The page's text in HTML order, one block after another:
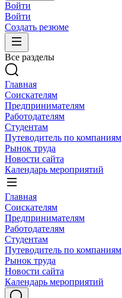
Войти
Войти
Создать резюме
Все разделы
Главная
Соискателям
Предпринимателям
Работодателям
Студентам
Путеводитель по компаниям
Рынок труда
Новости сайта
Календарь мероприятий
Главная
Соискателям
Предпринимателям
Работодателям
Студентам
Путеводитель по компаниям
Рынок труда
Новости сайта
Календарь мероприятий